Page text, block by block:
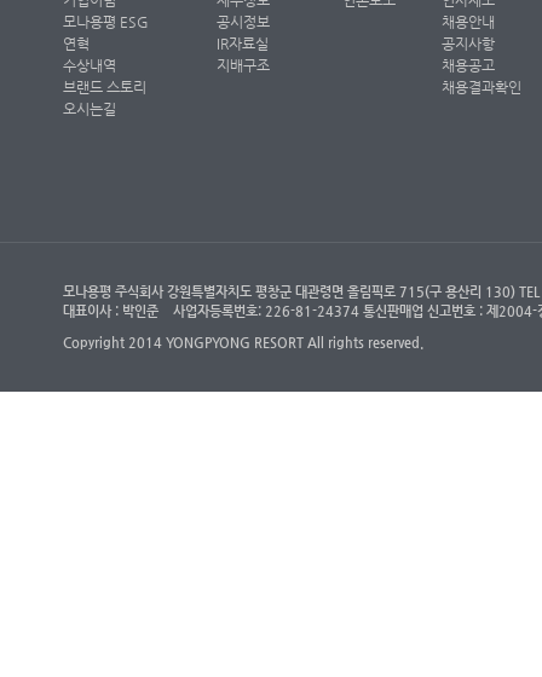
모나용평 ESG
연혁
수상내역
브랜드 스토리
오시는길
공시정보
IR자료실
지배구조
채용안내
공지사항
채용공고
채용결과확인
모나용평 주식회사 강원특별자치도 평창군 대관령면 올림픽로 715(구 용산리
대표이사 : 박인준
사업자등록번호: 226-81-24374 통신판매업 신고번호 : 제2004-
Copyright 2014 YONGPYONG RESORT All rights reserved.